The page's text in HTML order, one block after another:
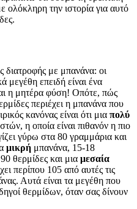
ολόκληρη την ιστορία για αυτό
διατροφής με μπανάνα: οι
μεγέθη επειδή είναι ένα
η μητέρα φύση! Οπότε, πώς
περιέχει η μπανάνα που
κανόνας είναι ότι μια πολύ
η οποία είναι πιθανόν η πιο
γύρω στα 80 γραμμάρια και
μικρή μπανάνα, 15-18
θερμίδες και μια μεσαία
περίπου 105 από αυτές τις
Αυτά είναι τα μεγέθη που
θερμίδων, όταν σας δίνουν